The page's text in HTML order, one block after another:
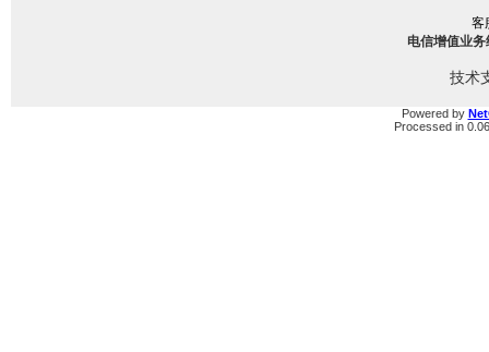
客
电信增值业
技术
Powered by
Processed in